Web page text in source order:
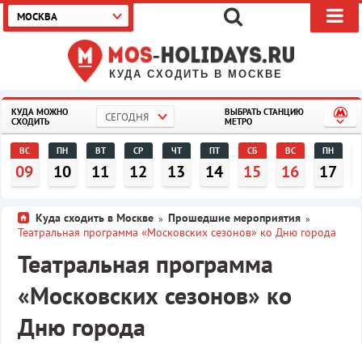
КУДА СХОДИТЬ В МОСКВЕ
МОСКВА
КУДА МОЖНО
СХОДИТЬ
СЕГОДНЯ
ВЫБРАТЬ СТАНЦИЮ
МЕТРО
ВС
09
ПН
10
ВТ
11
СР
12
ЧТ
13
ПТ
14
СБ
15
ВС
16
ПН
17
Куда сходить в Москве » Прошедшие мероприятия »
Театральная программа «Московских сезонов» ко Дню города
Театральная программа
«Московских сезонов» ко
Дню города